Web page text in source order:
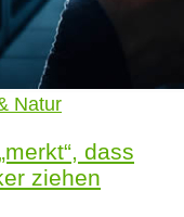
Natur
dass
ziehen